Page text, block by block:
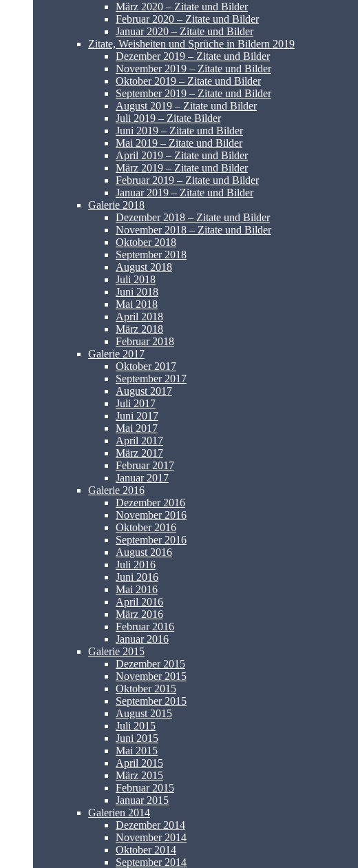
März 2020 – Zitate und Bilder
Februar 2020 – Zitate und Bilder
Januar 2020 – Zitate und Bilder
Zitate, Weisheiten und Sprüche in Bildern 2019
Dezember 2019 – Zitate und Bilder
November 2019 – Zitate und Bilder
Oktober 2019 – Zitate und Bilder
September 2019 – Zitate und Bilder
August 2019 – Zitate und Bilder
Juli 2019 – Zitate Bilder
Juni 2019 – Zitate und Bilder
Mai 2019 – Zitate und Bilder
April 2019 – Zitate und Bilder
März 2019 – Zitate und Bilder
Februar 2019 – Zitate und Bilder
Januar 2019 – Zitate und Bilder
Galerie 2018
Dezember 2018 – Zitate und Bilder
November 2018 – Zitate und Bilder
Oktober 2018
September 2018
August 2018
Juli 2018
Juni 2018
Mai 2018
April 2018
März 2018
Februar 2018
Galerie 2017
Oktober 2017
September 2017
August 2017
Juli 2017
Juni 2017
Mai 2017
April 2017
März 2017
Februar 2017
Januar 2017
Galerie 2016
Dezember 2016
November 2016
Oktober 2016
September 2016
August 2016
Juli 2016
Juni 2016
Mai 2016
April 2016
März 2016
Februar 2016
Januar 2016
Galerie 2015
Dezember 2015
November 2015
Oktober 2015
September 2015
August 2015
Juli 2015
Juni 2015
Mai 2015
April 2015
März 2015
Februar 2015
Januar 2015
Galerien 2014
Dezember 2014
November 2014
Oktober 2014
September 2014